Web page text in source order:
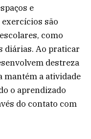
e
são
como
diárias. Ao praticar
destreza
mantém a atividade
o aprendizado
do contato com